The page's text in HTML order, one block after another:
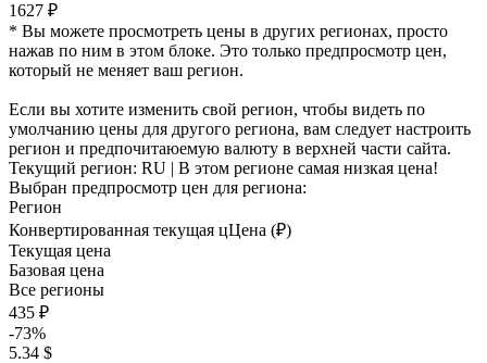
1627 ₽
* Вы можете просмотреть цены в других регионах, просто
нажав по ним в этом блоке. Это только предпросмотр цен,
который не меняет ваш регион.
Если вы хотите изменить свой регион, чтобы видеть по
умолчанию цены для другого региона, вам следует настроить
регион и предпочитаюемую валюту в верхней части сайта.
Текущий регион: RU | В этом регионе самая низкая цена!
Выбран предпросмотр цен для региона:
Регион
Конвертированная текущая цЦена (₽)
Текущая цена
Базовая цена
Все регионы
435 ₽
-73%
5.34 $